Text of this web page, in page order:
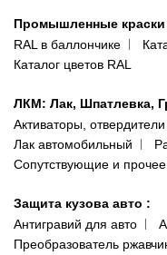
Промышленные краски
RAL в баллончике
Каталог цветов RAL
ЛКМ: Лак, Шпатлевка,
Активаторы,
Лак автомобильный
Сопутствующие и прочее
Защита кузова авто :
Антигравий для авто
Преобразователь